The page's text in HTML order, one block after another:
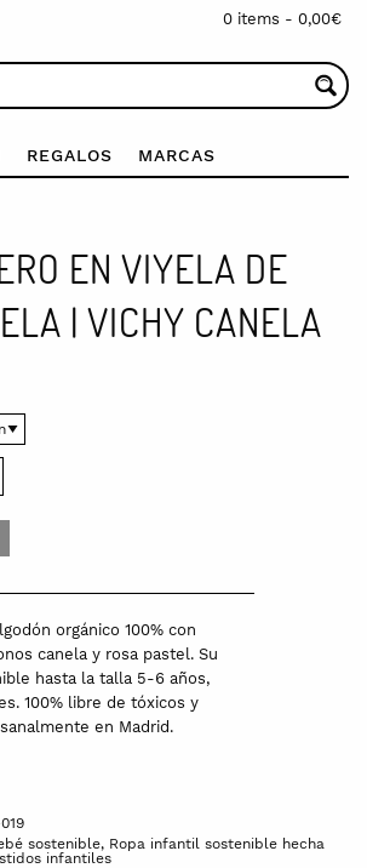
0 items - 0,00€
REGALOS MARCAS
EN VIYELA DE
| VICHY CANELA
orgánico 100% con
canela y rosa pastel. Su
hasta la talla 5-6 años,
100% libre de tóxicos y
en Madrid.
sostenible, Ropa infantil sostenible hecha
infantiles